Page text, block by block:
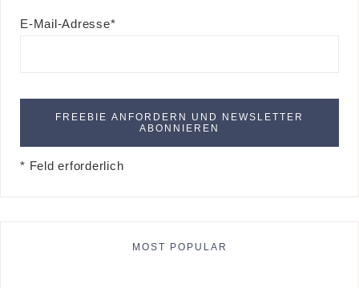
E-Mail-Adresse*
* Feld erforderlich
MOST POPULAR